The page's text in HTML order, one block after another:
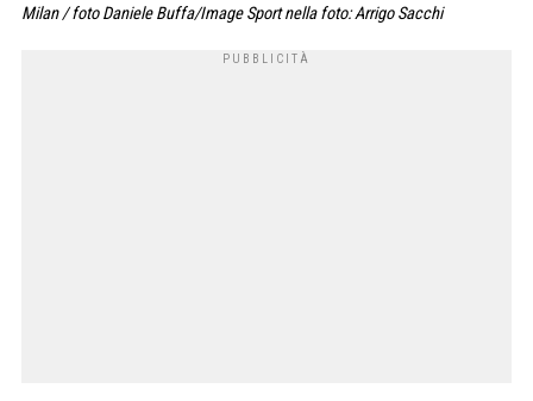
Milan / foto Daniele Buffa/Image Sport nella foto: Arrigo Sacchi